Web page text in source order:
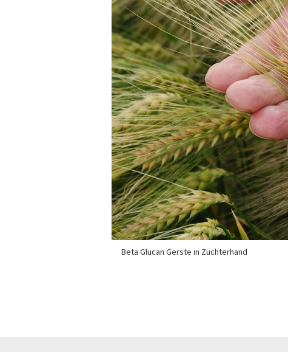
Beta Glucan Gerste in Züchterhand